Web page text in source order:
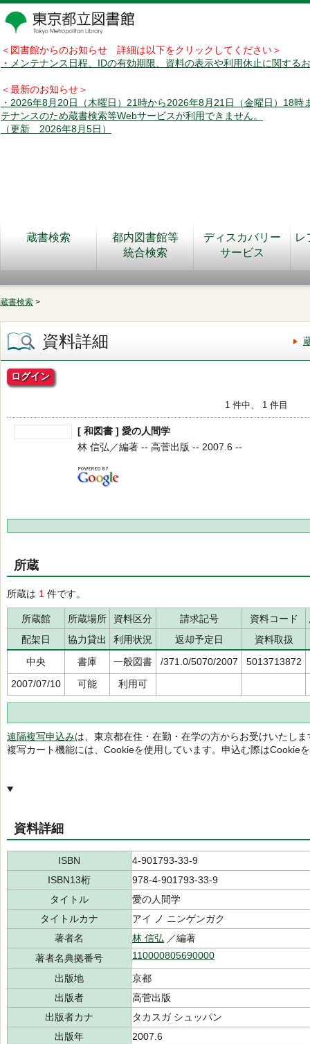
＜図書館からのお知らせ 詳細は以下をクリックしてください＞
・メンテナンス日程、IDの有効期限、資料の表示や利用休止に関する
＜最新のお知らせ＞
・2026年8月20日（木曜日）21時から2026年8月21日（金曜日）18時
テナンスのため蔵書検索等Webサービスが利用できません。
（更新 2026年8月5日）
蔵書検索
都内図書館等
統合検索
ディスカバリー
サービス
レ
蔵書検索 >
資料詳細
ログイン
1 件中、 1 件目
[ 和図書 ] 愛の人間学
林 信弘／編著 -- 高菅出版 -- 2007.6 --
所蔵
所蔵は 1 件です。
所蔵館 所蔵場所 資料区分 請求記号 資料コード
配架日
協力貸出 利用状況 返却予定日
資料取扱
中央
書庫 一般図書 /371.0/5070/2007
5013713872
2007/07/10
可能 利用可
遠隔複写申込みは、東京都在住・在勤・在学の方からお受けいたしま
複写カート機能には、Cookieを使用しています。申込む際はCookie
資料詳細
ISBN
4-901793-33-9
ISBN13桁
978-4-901793-33-9
タイトル
愛の人間学
タイトルカナ
アイ ノ ニンゲンガク
著者名
林 信弘 ／編著
著者名典拠番号
110000805690000
出版地
京都
出版者
高菅出版
出版者カナ
タカスガ シュッパン
出版年
2007.6